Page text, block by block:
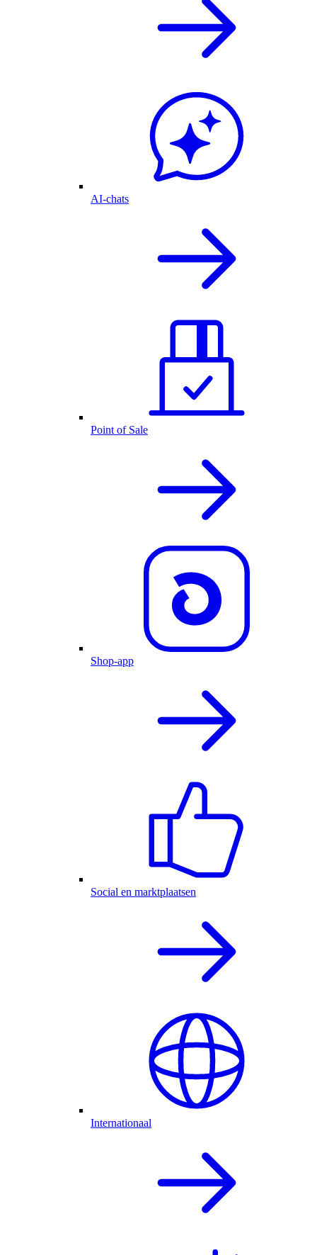
AI-chats
Point of Sale
Shop-app
Social en marktplaatsen
Internationaal